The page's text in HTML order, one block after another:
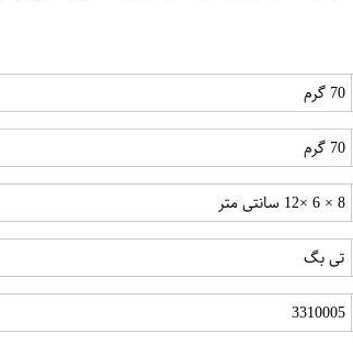
70 گرم
70 گرم
8 × 6 ×12 سانتی متر
تی بگ
3310005